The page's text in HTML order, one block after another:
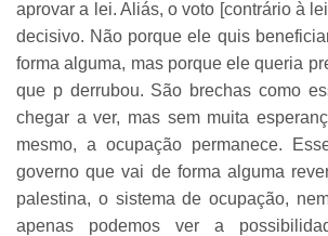
aprovar a lei. Aliás, o voto [contrário à
decisivo. Não porque ele quis
forma alguma, mas porque ele queria
que p derrubou. São brechas como
chegar a ver, mas sem muita
mesmo, a ocupação permanece.
governo que vai de forma alguma
palestina, o sistema de ocupação,
apenas podemos ver a